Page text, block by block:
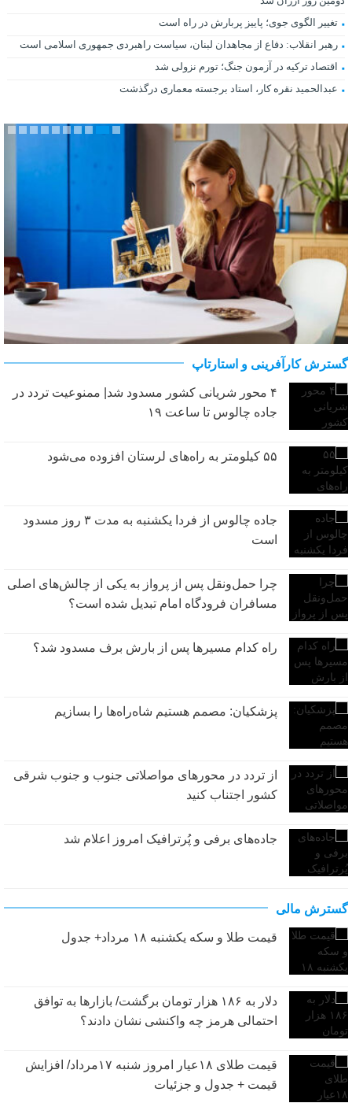
تغییر الگوی جوی؛ پاییز پربارش در راه است
رهبر انقلاب: دفاع از مجاهدان لبنان، سیاست راهبردی جمهوری اسلامی است
اقتصاد ترکیه در آزمون جنگ؛ تورم نزولی شد
عبدالحمید نقره کار، استاد برجسته معماری درگذشت
برترین مراکز خرید لگو در بازار ایران
گسترش کارآفرینی و استارتاپ
۴ محور شریانی کشور مسدود شد| ممنوعیت تردد در
جاده چالوس تا ساعت ۱۹
۵۵ کیلومتر به راه‌های لرستان افزوده می‌شود
جاده چالوس از فردا یکشنبه به مدت ۳ روز مسدود
است
چرا حمل‌ونقل پس از پرواز به یکی از چالش‌های اصلی
مسافران فرودگاه امام تبدیل شده است؟
راه کدام مسیرها پس از بارش برف مسدود شد؟
پزشکیان: مصمم هستیم شاه‌راه‌ها را بسازیم
از تردد در محورهای مواصلاتی جنوب و جنوب شرقی
کشور اجتناب کنید
جاده‌های برفی و پُرترافیک امروز اعلام شد
گسترش مالی
قیمت طلا و سکه یکشنبه ۱۸ مرداد+ جدول
دلار به ۱۸۶ هزار تومان برگشت/ بازارها به توافق
احتمالی هرمز چه واکنشی نشان دادند؟
قیمت طلای ۱۸عیار امروز شنبه ۱۷مرداد/ افزایش
قیمت + جدول و جزئیات